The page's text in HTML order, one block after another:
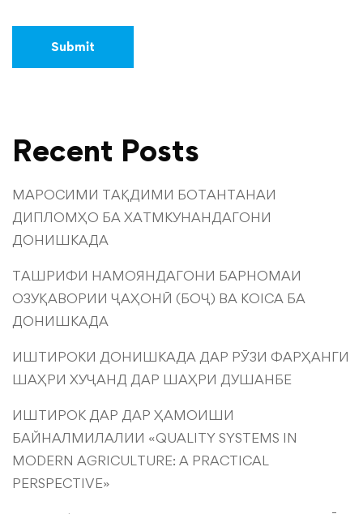
Recent Posts
МАРОСИМИ ТАҚДИМИ БОТАНТАНАИ
ДИПЛОМҲО БА ХАТМКУНАНДАГОНИ
ДОНИШКАДА
ТАШРИФИ НАМОЯНДАГОНИ БАРНОМАИ
ОЗУҚАВОРИИ ҶАҲОНӢ (БОҶ) ВА KOICA БА
ДОНИШКАДА
ИШТИРОКИ ДОНИШКАДА ДАР РӮЗИ ФАРҲАНГИ
ШАҲРИ ХУҶАНД ДАР ШАҲРИ ДУШАНБЕ
ИШТИРОК ДАР ДАР ҲАМОИШИ
БАЙНАЛМИЛАЛИИ «QUALITY SYSTEMS IN
MODERN AGRICULTURE: A PRACTICAL
PERSPECTIVE»